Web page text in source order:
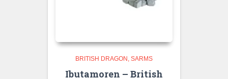
BRITISH DRAGON SARMS
Ibutamoren – British